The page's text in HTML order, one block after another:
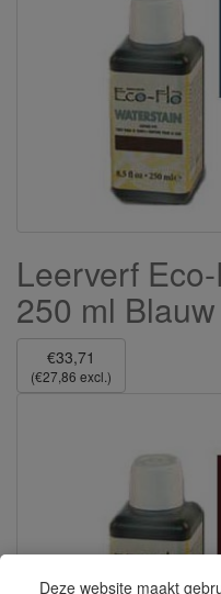
Deze website maakt
Leerverf
250 ml Blauw
€33,71
(€27,86 excl.)